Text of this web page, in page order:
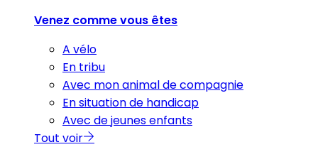
Venez comme vous êtes
A vélo
En tribu
Avec mon animal de compagnie
En situation de handicap
Avec de jeunes enfants
Tout voir